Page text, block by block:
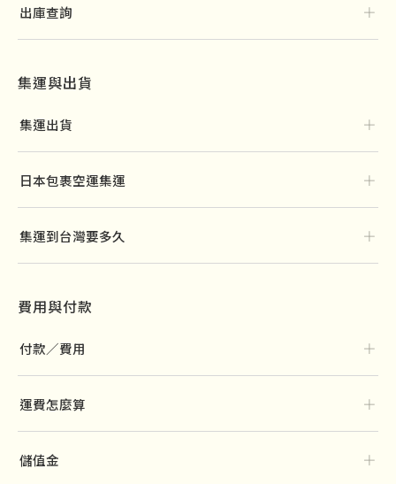
出庫查詢 ＋
集運與出貨
集運出貨 ＋
日本包裹空運集運 ＋
集運到台灣要多久 ＋
費用與付款
付款／費用 ＋
運費怎麼算 ＋
儲值金 ＋